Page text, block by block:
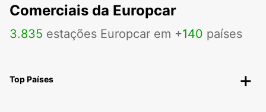
Comerciais da Europcar
3.835 estações Europcar em +140 países
Top Países